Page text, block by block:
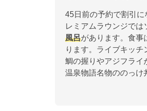
45日前の予約で割引
レミアムラウンジでは
風呂があります。食事
ります。ライブキッ
鯛の握りやアジフライ
温泉物語名物ののっけ